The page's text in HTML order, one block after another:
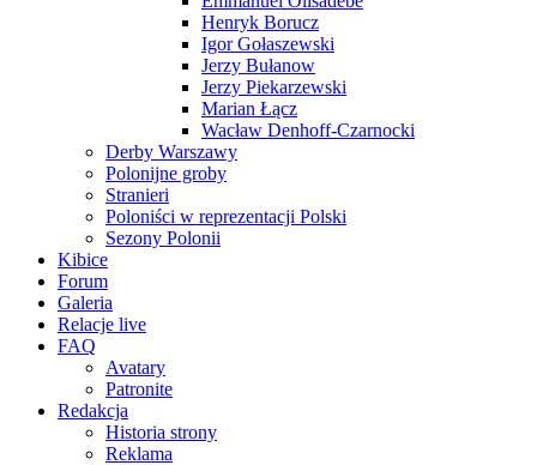
Henryk Borucz
Igor Gołaszewski
Jerzy Bułanow
Jerzy Piekarzewski
Marian Łącz
Wacław Denhoff-Czarnocki
Derby Warszawy
Polonijne groby
Stranieri
Poloniści w reprezentacji Polski
Sezony Polonii
Kibice
Forum
Galeria
Relacje live
FAQ
Avatary
Patronite
Redakcja
Historia strony
Reklama